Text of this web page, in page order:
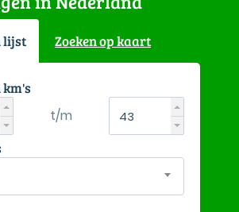
lijst Zoeken op kaart
t/m